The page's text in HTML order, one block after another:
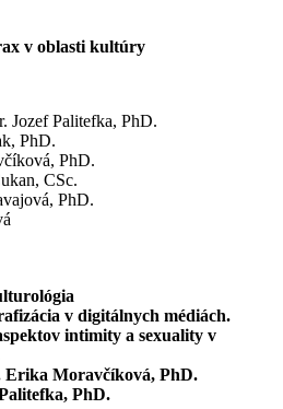
v oblasti kultúry
Jozef Palitefka, PhD.
PhD.
PhD.
CSc.
PhD.
v digitálnych médiách.
intimity a sexuality v
Erika Moravčíková, PhD.
PhD.